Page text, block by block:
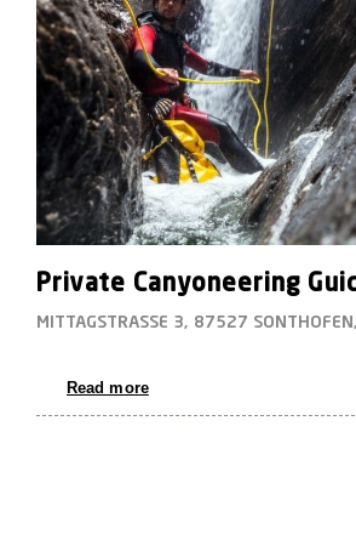
Private Canyoneering
MITTAGSTRASSE 3, 87527
Read more